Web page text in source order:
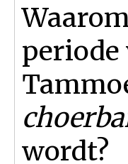
periode
wordt?